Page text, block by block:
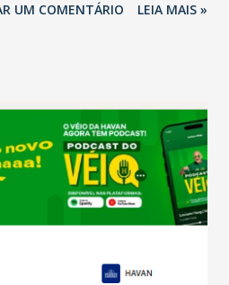
deste ano, 56% também
ano e pelo pagamento do 13º
de trabalhadores, já que o
dos anos recentes.
em novembro de 2025, 40% dos
com lucro e outros 40%
Já o percentual de
ficou em 19%, pouco abaixo
UM COMENTÁRIO LEIA MAIS »